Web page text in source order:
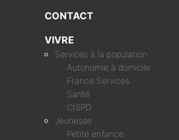
CONTACT
VIVRE
Services à la population
Autonomie à domicile
France Services
Santé
CISPD
Jeunesse
Petite enfance